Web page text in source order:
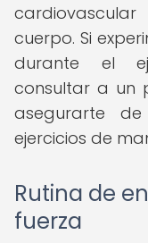
cuerpo. Si
durante el
consultar a un
asegurarte
ejercicios de
Rutina de
fuerza